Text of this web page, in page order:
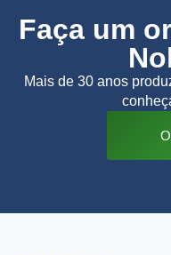
Faça um
Mais de 30 anos